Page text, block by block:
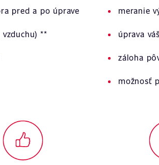
pred a po úprave meranie
** úprava
záloha
možnosť